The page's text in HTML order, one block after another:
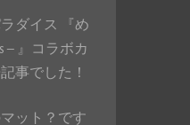
ダイス 『め
– 』コラボカ
事でした！
ット？です